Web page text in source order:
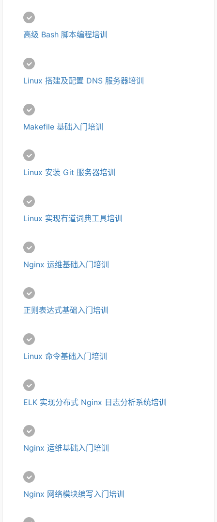
高级 Bash 脚本编程培训
Linux 搭建及配置 DNS 服务器培训
Makefile 基础入门培训
Linux 安装 Git 服务器培训
Linux 实现有道词典工具培训
Nginx 运维基础入门培训
正则表达式基础入门培训
Linux 命令基础入门培训
ELK 实现分布式 Nginx 日志分析系统培训
Nginx 运维基础入门培训
Nginx 网络模块编写入门培训